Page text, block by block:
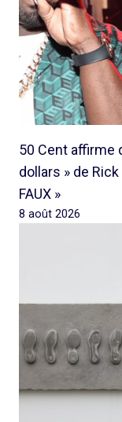
50 Cent affirme
dollars » de
FAUX »
8 août 2026